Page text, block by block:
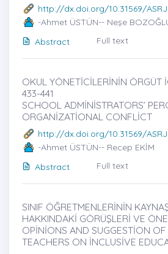
http://dx.doi.org/10.31569/
-Ahmet ÜSTÜN-- Neşe
Abstract
Full text
OKUL YÖNETİCİLERİNİN ÖRGÜT
433-441
SCHOOL ADMİNİSTRATORS’
ORGANİZATİONAL CONFLİCT
http://dx.doi.org/10.31569/
-Ahmet ÜSTÜN-- Recep EKİM
Abstract
Full text
SINIF ÖĞRETMENLERİNİN
HAKKINDAKİ GÖRÜŞLERİ VE
OPİNİONS AND SUGGESTİON
TEACHERS ON İNCLUSİVE